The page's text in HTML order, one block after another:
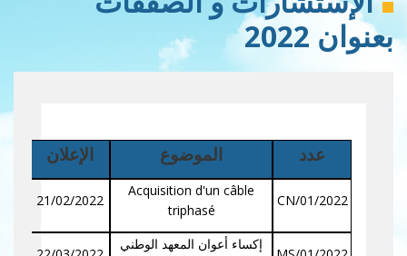
بعنوان 2022
عدد الموضوع الإعلان
2022/CN/01
Acquisition d'un câble
triphasé
21/02/2022
إكساء أعوان المعهد الوطني